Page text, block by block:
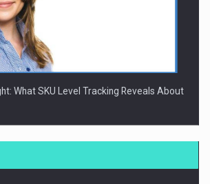
What SKU Level Tracking Reveals About